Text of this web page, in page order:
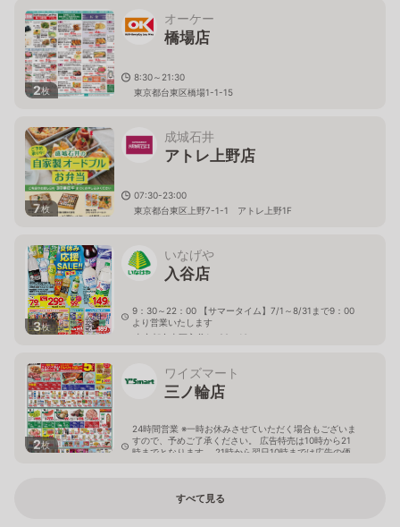
2枚
オーケー
橋場店
8:30～21:30
東京都台東区橋場1-1-15
7枚
成城石井
アトレ上野店
07:30-23:00
東京都台東区上野7-1-1 アトレ上野1F
3枚
いなげや
入谷店
9：30～22：00 【サマータイム】7/1～8/31まで9：00
より営業いたします
東京都台東区入谷1－22－10
2枚
ワイズマート
三ノ輪店
24時間営業 ※一時お休みさせていただく場合もございま
すので、予めご了承ください。 広告特売は10時から21
時までとなります。 21時から翌日10時までは広告の価
すべて見る